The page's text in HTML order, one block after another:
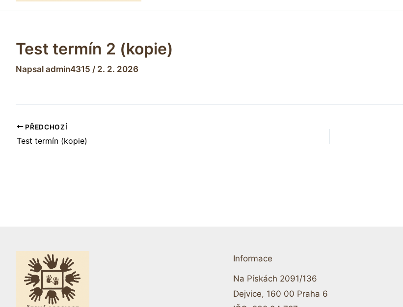
Test termín 2 (kopie)
Napsal admin4315 / 2. 2. 2026
PŘEDCHOZÍ
Test termín (kopie)
Informace
Na Pískách 2091/136
Dejvice, 160 00 Praha 6